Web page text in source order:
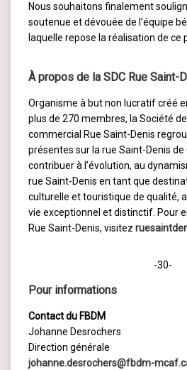
Nous souhaitons finalement
soutenue et dévouée de l’équipe
laquelle repose la réalisation de ce
À propos de la SDC Rue Saint-
Organisme à but non lucratif créé
plus de 270 membres, la Société
commercial Rue Saint-Denis
présentes sur la rue Saint-Denis de
contribuer à l’évolution, au
rue Saint-Denis en tant que
culturelle et touristique de qualité,
vie exceptionnel et distinctif. Pour
Rue Saint-Denis, visitez
-30-
Pour informations
Contact du FBDM
Johanne Desrochers
Direction générale
johanne.desrochers@fbdm-